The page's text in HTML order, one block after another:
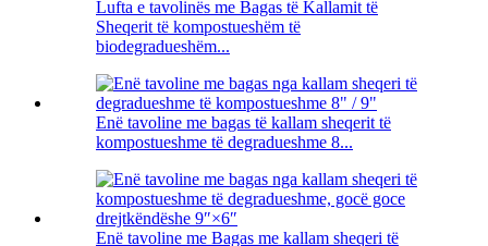
Lufta e tavolinës me Bagas të Kallamit të
Sheqerit të kompostueshëm të
biodegradueshëm...
Enë tavoline me bagas të kallam sheqerit të
kompostueshme të degradueshme 8...
Enë tavoline me Bagas me kallam sheqeri të